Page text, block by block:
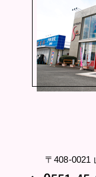
〒408-0021